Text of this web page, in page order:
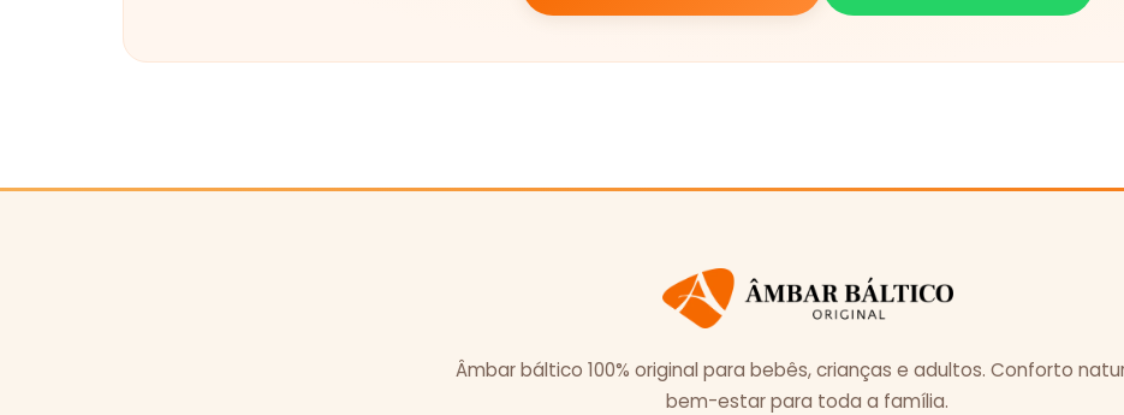
Âmbar báltico 100% original para bebês, crianças e adultos. Conforto
bem-estar para toda a família.